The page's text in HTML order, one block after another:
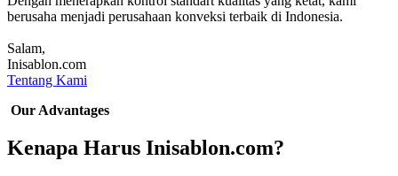
berusaha menjadi perusahaan konveksi terbaik di Indonesia.
Salam,
Inisablon.com
Tentang Kami
Our Advantages
Kenapa Harus Inisablon.com?